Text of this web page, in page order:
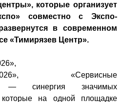
которые организует
совместно с Экспо-
в современном
«Тимирязев Центр».
«Сервисные
— синергия значимых
которые на одной площадке